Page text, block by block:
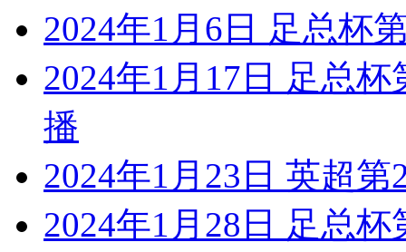
2024年1月6日 足总杯
2024年1月17日 足总
播
2024年1月23日 英超
2024年1月28日 足总